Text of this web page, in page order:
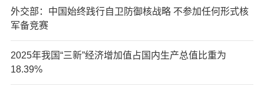
外交部：中国始终践行自卫防御核战略 不参加任何形式核
军备竞赛
2025年我国“三新”经济增加值占国内生产总值比重为
18.39%